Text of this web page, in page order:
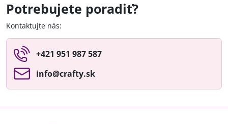
Potrebujete poradiť?
Kontaktujte nás:
+421 951 987 587
info​@crafty​.sk